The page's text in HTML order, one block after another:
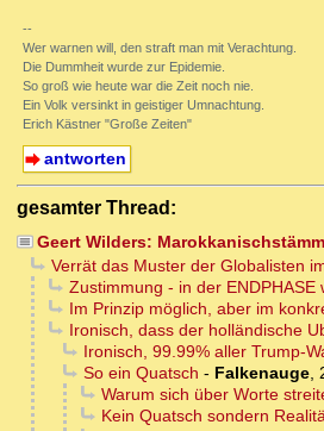
--
Wer warnen will, den straft man mit Verachtung.
Die Dummheit wurde zur Epidemie.
So groß wie heute war die Zeit noch nie.
Ein Volk versinkt in geistiger Umnachtung.
Erich Kästner "Große Zeiten"
antworten
gesamter Thread:
Geert Wilders:
Verrät das Muster der Globalisten
Zustimmung - in der
Im Prinzip möglich, aber im
Ironisch, dass der holländische
Ironisch, 99.99% aller Trump-
So ein Quatsch - Falkenauge,
Warum sich über Worte
Kein Quatsch sondern